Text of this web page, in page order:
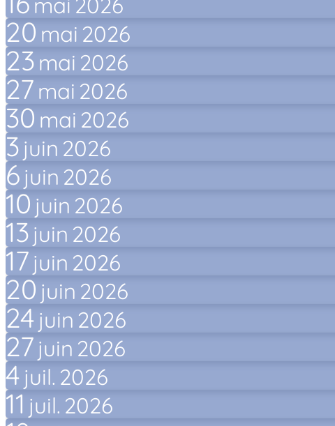
20 mai 2026
23 mai 2026
27 mai 2026
30 mai 2026
3 juin 2026
6 juin 2026
10 juin 2026
13 juin 2026
17 juin 2026
20 juin 2026
24 juin 2026
27 juin 2026
4 juil. 2026
11 juil. 2026